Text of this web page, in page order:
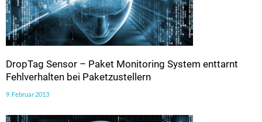
DropTag Sensor – Paket Monitoring System enttarnt
Fehlverhalten bei Paketzustellern
9. Februar 2013